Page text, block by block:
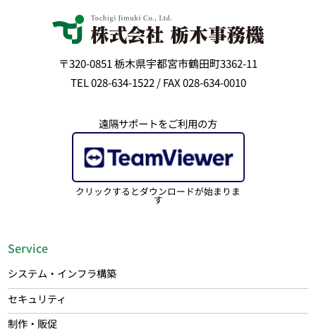
〒320-0851 栃木県宇都宮市鶴田町3362-11
TEL 028-634-1522 / FAX 028-634-0010
遠隔サポートをご利用の方
クリックするとダウンロードが始まりま
す
Service
システム・インフラ構築
セキュリティ
制作・販促